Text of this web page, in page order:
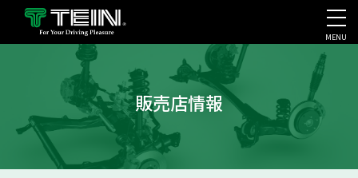
会社案内・採用・IR
MENU
販売店情報